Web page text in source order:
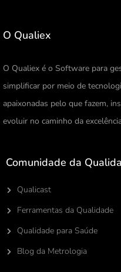
O Qualiex
O Qualiex é o Software para
simplificar por meio de
apaixonadas pelo que fazem,
evoluir no caminho da
Comunidade da
Qualicast
Ferramentas da Qualidade
Qualidade para Saúde
Blog da Metrologia